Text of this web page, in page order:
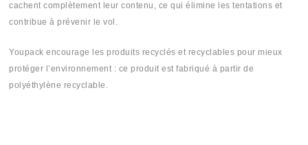
cachent complètement leur contenu, ce qui élimine les tentations et
contribue à prévenir le vol.
Youpack encourage les produits recyclés et recyclables pour mieux
protéger l’environnement : ce produit est fabriqué à partir de
polyéthylène recyclable.